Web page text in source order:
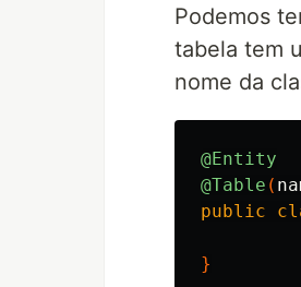
Podemos
tabela tem
nome da
@Entity
@Table (
public
}